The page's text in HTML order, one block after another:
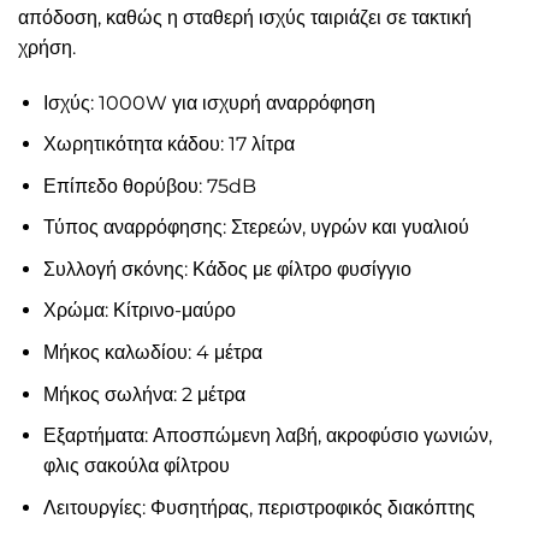
απόδοση, καθώς η σταθερή ισχύς ταιριάζει σε τακτική
χρήση.
Ισχύς: 1000W για ισχυρή αναρρόφηση
Χωρητικότητα κάδου: 17 λίτρα
Επίπεδο θορύβου: 75dB
Τύπος αναρρόφησης: Στερεών, υγρών και γυαλιού
Συλλογή σκόνης: Κάδος με φίλτρο φυσίγγιο
Χρώμα: Κίτρινο-μαύρο
Μήκος καλωδίου: 4 μέτρα
Μήκος σωλήνα: 2 μέτρα
Εξαρτήματα: Αποσπώμενη λαβή, ακροφύσιο γωνιών,
φλις σακούλα φίλτρου
Λειτουργίες: Φυσητήρας, περιστροφικός διακόπτης